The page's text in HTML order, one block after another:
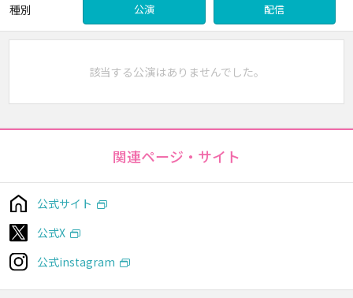
種別 公演 配信
該当する公演はありませんでした。
関連ページ・サイト
公式サイト
公式X
公式instagram